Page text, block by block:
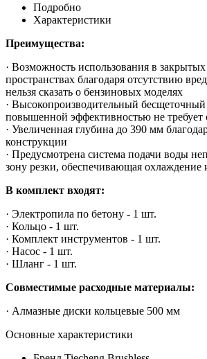
Подробно
Характеристики
Преимущества:
· Возможность использования в
пространствах благодаря отсутствию
нельзя сказать о бензиновых моделях
· Высокопроизводительный
повышенной эффективностью не требует
· Увеличенная глубина до 390 мм
конструкции
· Предусмотрена система подачи воды
зону резки, обеспечивающая
В комплект входят:
· Электропила по бетону - 1 шт.
· Кольцо - 1 шт.
· Комплект инструментов - 1 шт.
· Насос - 1 шт.
· Шланг - 1 шт.
Совместимые расходные материалы:
· Алмазные диски кольцевые 500 мм
Основные характеристики